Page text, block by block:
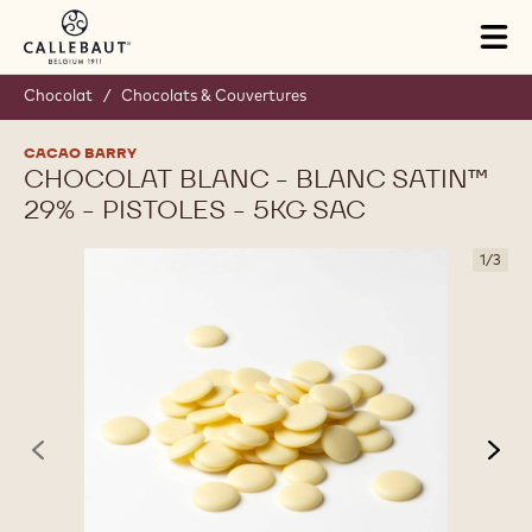
Skip to main content
Chocolat / Chocolats & Couvertures
CACAO BARRY
CHOCOLAT BLANC - BLANC SATIN™
29% - PISTOLES - 5KG SAC
1/3
previous